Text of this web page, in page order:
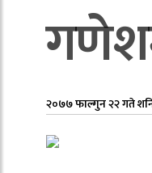
२०७७ फाल्गुन २२ गते